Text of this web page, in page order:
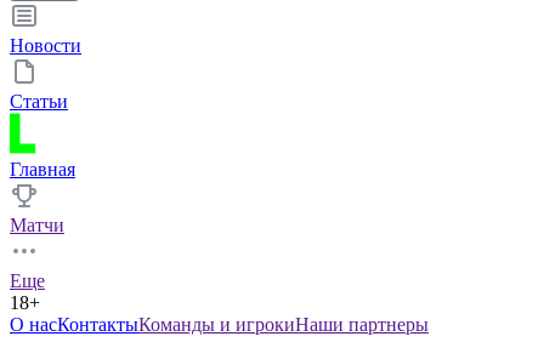
Новости
Статьи
Главная
Матчи
Еще
18+
О насКонтактыКоманды и игрокиНаши партнеры